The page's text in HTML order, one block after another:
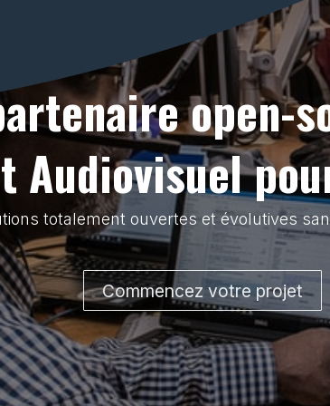
open-
Audiovisuel
totalement ouvertes et évolutives
Commencez votre projet